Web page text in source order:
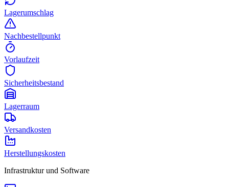
Lagerumschlag
Nachbestellpunkt
Vorlaufzeit
Sicherheitsbestand
Lagerraum
Versandkosten
Herstellungskosten
Infrastruktur und Software